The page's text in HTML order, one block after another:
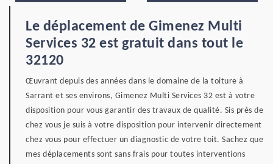
Le déplacement de Gimenez Multi
Services 32 est gratuit dans tout le
32120
Œuvrant depuis des années dans le domaine de la toiture à
Sarrant et ses environs, Gimenez Multi Services 32 est à votre
disposition pour vous garantir des travaux de qualité. Sis près de
chez vous je suis à votre disposition pour intervenir directement
chez vous pour effectuer un diagnostic de votre toit. Sachez que
mes déplacements sont sans frais pour toutes interventions